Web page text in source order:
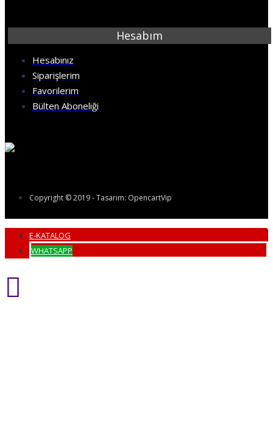
Hesabım
Hesabınız
Siparişlerim
Favorilerim
Bülten Aboneliği
Copyright © 2019 - Tasarım: OpencartVip
E-KATALOG
WHATSAPP